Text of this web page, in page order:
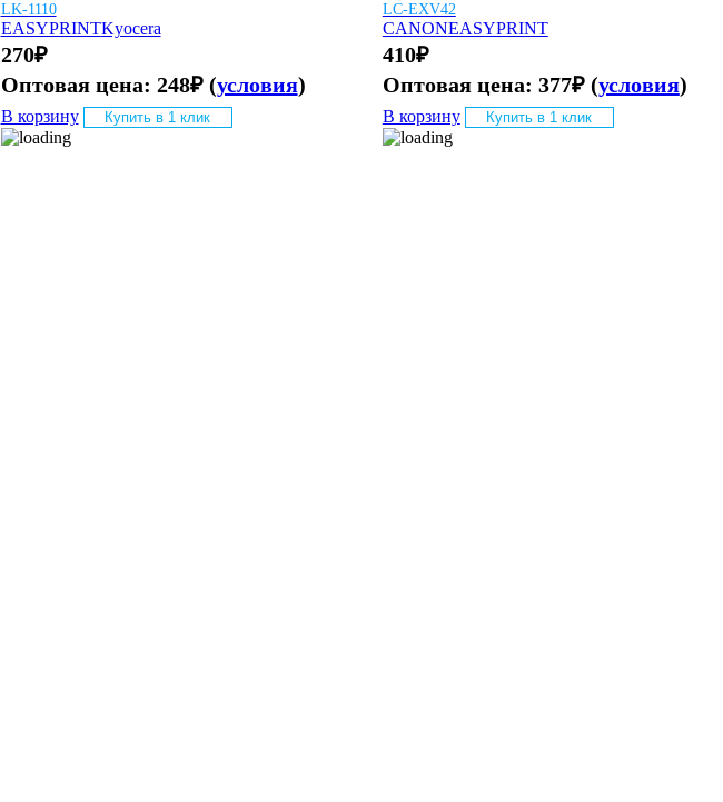
LK-1110
EASYPRINTKyocera
270₽
Оптовая цена: 248₽(условия)
В корзину Купить в 1 клик
LC-EXV42
CANONEASYPRINT
410₽
Оптовая цена: 377₽(условия)
В корзину Купить в 1 клик